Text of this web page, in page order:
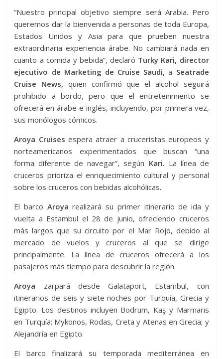
“Nuestro principal objetivo siempre será Arabia. Pero
queremos dar la bienvenida a personas de toda Europa,
Estados Unidos y Asia para que prueben nuestra
extraordinaria experiencia árabe. No cambiará nada en
cuanto a comida y bebida”, declaró Turky Kari, director
ejecutivo de Marketing de Cruise Saudi, a Seatrade
Cruise News, quien confirmó que el alcohol seguirá
prohibido a bordo, pero que el entretenimiento se
ofrecerá en árabe e inglés, incluyendo, por primera vez,
sus monólogos cómicos.
Aroya Cruises espera atraer a cruceristas europeos y
norteamericanos experimentados que buscan “una
forma diferente de navegar”, según Kari. La línea de
cruceros prioriza el enriquecimiento cultural y personal
sobre los cruceros con bebidas alcohólicas.
El barco Aroya realizará su primer itinerario de ida y
vuelta a Estambul el 28 de junio, ofreciendo cruceros
más largos que su circuito por el Mar Rojo, debido al
mercado de vuelos y cruceros al que se dirige
principalmente. La línea de cruceros ofrecerá a los
pasajeros más tiempo para descubrir la región.
Aroya zarpará desde Galataport, Estambul, con
itinerarios de seis y siete noches por Turquía, Grecia y
Egipto. Los destinos incluyen Bodrum, Kaş y Marmaris
en Turquía; Mykonos, Rodas, Creta y Atenas en Grecia; y
Alejandría en Egipto.
El barco finalizará su temporada mediterránea en